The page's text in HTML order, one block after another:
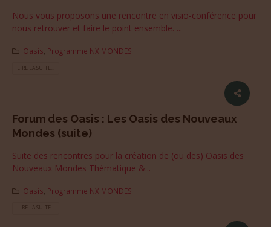
Nous vous proposons une rencontre en visio-conférence pour
nous retrouver et faire le point ensemble. ...
Oasis Programme NX MONDES
LIRE LA SUITE...
Forum des Oasis : Les Oasis des Nouveaux
Mondes (suite)
Suite des rencontres pour la création de (ou des) Oasis des
Nouveaux Mondes Thématique &...
Oasis Programme NX MONDES
LIRE LA SUITE...